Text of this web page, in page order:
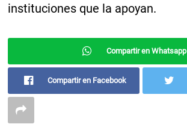
instituciones que la apoyan.
Compartir en Whatsapp
Compartir en Facebook